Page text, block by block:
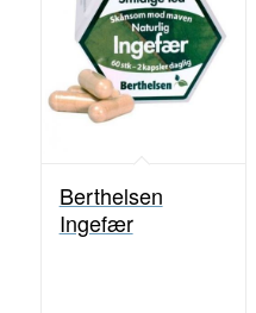
Berthelsen
Ingefær